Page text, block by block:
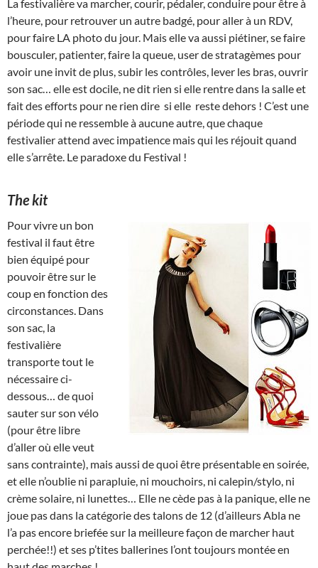
La festivalière va marcher, courir, pédaler, conduire pour être à
l’heure, pour retrouver un autre badgé, pour aller à un RDV,
pour faire LA photo du jour. Mais elle va aussi piétiner, se faire
bousculer, patienter, faire la queue, user de stratagèmes pour
avoir une invit de plus, subir les contrôles, lever les bras, ouvrir
son sac… elle est docile, ne dit rien si elle rentre dans la salle et
fait des efforts pour ne rien dire si elle reste dehors ! C’est une
période qui ne ressemble à aucune autre, que chaque
festivalier attend avec impatience mais qui les réjouit quand
elle s’arrête. Le paradoxe du Festival !
The kit
Pour vivre un bon
festival il faut être
bien équipé pour
pouvoir être sur le
coup en fonction des
circonstances. Dans
son sac, la
festivalière
transporte tout le
nécessaire ci-
dessous… de quoi
sauter sur son vélo
(pour être libre
d’aller où elle veut
sans contrainte), mais aussi de quoi être présentable en soirée,
et elle n’oublie ni parapluie, ni mouchoirs, ni calepin/stylo, ni
crème solaire, ni lunettes… Elle ne cède pas à la panique, elle ne
joue pas dans la catégorie des talons de 12 (d’ailleurs Abla ne
l’a pas encore briefée sur la meilleure façon de marcher haut
perchée!!) et ses p’tites ballerines l’ont toujours montée en